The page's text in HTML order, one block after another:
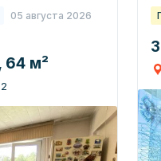
05 августа 2026
64 м²